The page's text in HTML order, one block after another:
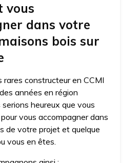
vous
dans votre
bois sur
rares constructeur en CCMI
années en région
heureux que vous
vous accompagner dans
de votre projet et quelque
vous en êtes.